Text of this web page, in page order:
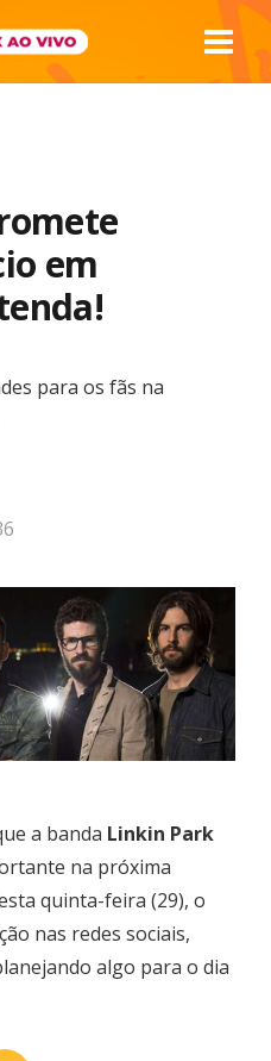
em
para os fãs na
a banda Linkin Park
na próxima
quinta-feira (29), o
nas redes sociais,
algo para o dia